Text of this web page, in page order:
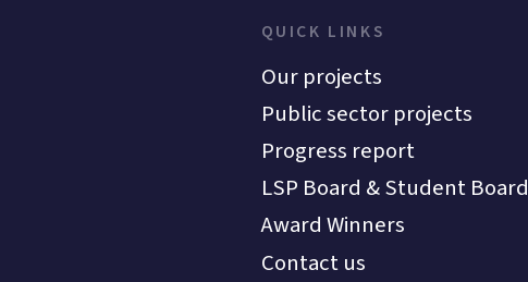
QUICK LINKS
Our projects
Public sector projects
Progress report
LSP Board & Student Board
Award Winners
Contact us